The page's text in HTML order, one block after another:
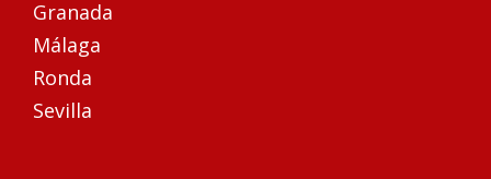
Granada
Málaga
Ronda
Sevilla